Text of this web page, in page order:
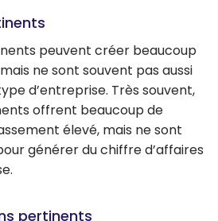
peuvent créer beaucoup
ne sont souvent pas aussi
d’entreprise. Très souvent,
offrent beaucoup de
élevé, mais ne sont
générer du chiffre d’affaires
pertinents